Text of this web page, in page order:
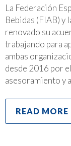
La Federación
Bebidas (FIAB) y
renovado su
trabajando para
ambas
desde 2016 por
asesoramiento y
READ MORE